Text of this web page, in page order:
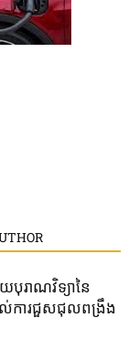
យ​បុរាណ​វិទ្យា​នៃ​
ការ​ជួសជុល​ពង្រឹង​